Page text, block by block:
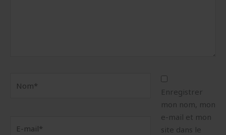
Enregistrer
mon nom, mon
e-mail et mon
site dans le